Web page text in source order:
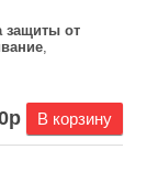
защиты от
,
В корзину